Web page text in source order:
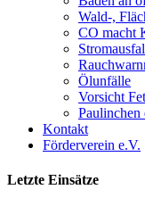
Wald-,
CO macht
Ölunfälle
Vorsicht
Paulinchen
Kontakt
Förderverein e.V.
Letzte Einsätze